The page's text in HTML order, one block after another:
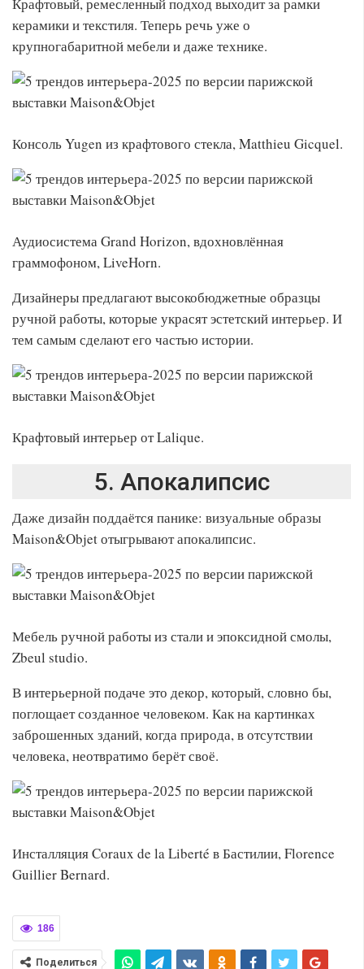
керамики и текстиля. Теперь речь уже о
крупногабаритной мебели и даже технике.
Консоль Yugen из крафтового стекла, Matthieu Gicquel.
Аудиосистема Grand Horizon, вдохновлённая
граммофоном, LiveHorn.
Дизайнеры предлагают высокобюджетные образцы
ручной работы, которые украсят эстетский интерьер. И
тем самым сделают его частью истории.
Крафтовый интерьер от Lalique.
5. Апокалипсис
Даже дизайн поддаётся панике: визуальные образы
Maison&Objet отыгрывают апокалипсис.
Мебель ручной работы из стали и эпоксидной смолы,
Zbeul studio.
В интерьерной подаче это декор, который, словно бы,
поглощает созданное человеком. Как на картинках
заброшенных зданий, когда природа, в отсутствии
человека, неотвратимо берёт своё.
Инсталляция Coraux de la Liberté в Бастилии, Florence
Guillier Bernard.
186
Поделиться